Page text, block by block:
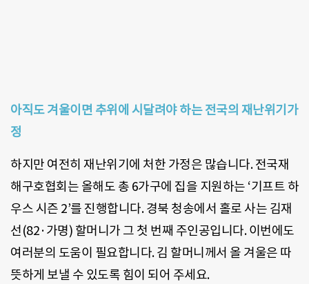
아직도 겨울이면 추위에 시달려야 하는 전국의 재난위기가
정
하지만 여전히 재난위기에 처한 가정은 많습니다. 전국재
해구호협회는 올해도 총 6가구에 집을 지원하는 ‘기프트 하
우스 시즌 2’를 진행합니다. 경북 청송에서 홀로 사는 김재
선(82·가명) 할머니가 그 첫 번째 주인공입니다. 이번에도
여러분의 도움이 필요합니다. 김 할머니께서 올 겨울은 따
뜻하게 보낼 수 있도록 힘이 되어 주세요.